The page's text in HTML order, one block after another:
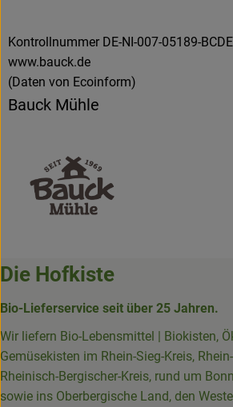
Kontrollnummer DE-NI-007-05189-BCDE
www.bauck.de
(Daten von Ecoinform)
Bauck Mühle
Die Hofkiste
Bio-Lieferservice seit über 25 Jahren.
Wir liefern Bio-Lebensmittel | Biokisten,
Gemüsekisten im Rhein-Sieg-Kreis,
Rheinisch-Bergischer-Kreis, rund um
sowie ins Oberbergische Land, den